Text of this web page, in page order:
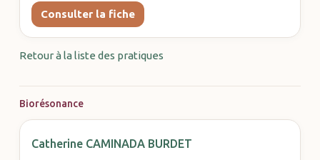
Consulter la fiche
Retour à la liste des pratiques
Biorésonance
Catherine CAMINADA BURDET